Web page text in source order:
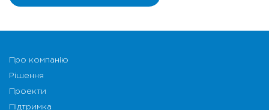
Про компанію
Рішення
Проекти
Підтримка